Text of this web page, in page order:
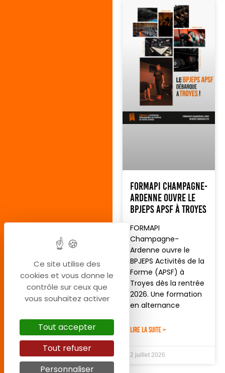
FORMAPI Champagne-
Ardenne ouvre le
BPJEPS APSF à Troyes
FORMAPI
Champagne-
Ardenne ouvre le
BPJEPS Activités de la
Forme (APSF) à
Troyes dès la rentrée
2026. Une formation
en alternance
LIRE LA SUITE »
2 juillet 2026
Ce site utilise des
cookies et vous donne le
contrôle sur ceux que
vous souhaitez activer
Tout accepter
Tout refuser
Personnaliser